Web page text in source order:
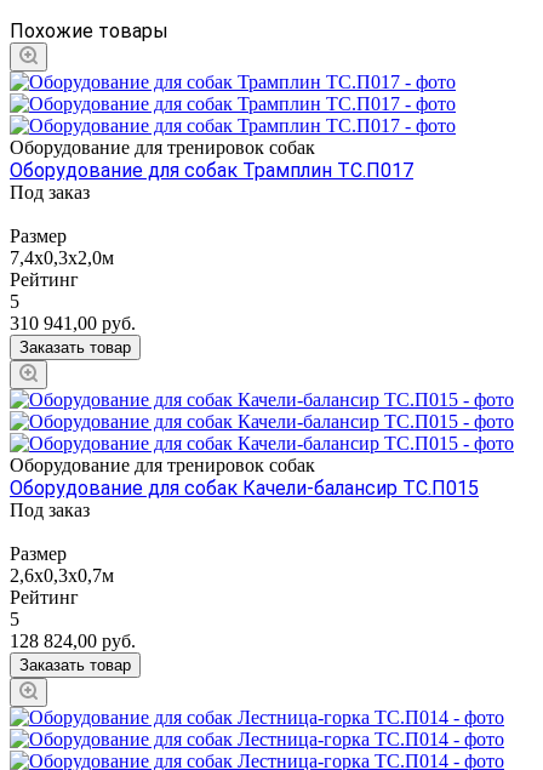
Похожие товары
Оборудование для тренировок собак
Оборудование для собак Трамплин ТС.П017
Под заказ
Размер
7,4х0,3х2,0м
Рейтинг
5
310 941,00 руб.
Заказать товар
Оборудование для тренировок собак
Оборудование для собак Качели-балансир ТС.П015
Под заказ
Размер
2,6х0,3х0,7м
Рейтинг
5
128 824,00 руб.
Заказать товар